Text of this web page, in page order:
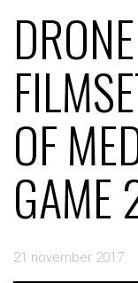
OF
GAME
21 november 2017